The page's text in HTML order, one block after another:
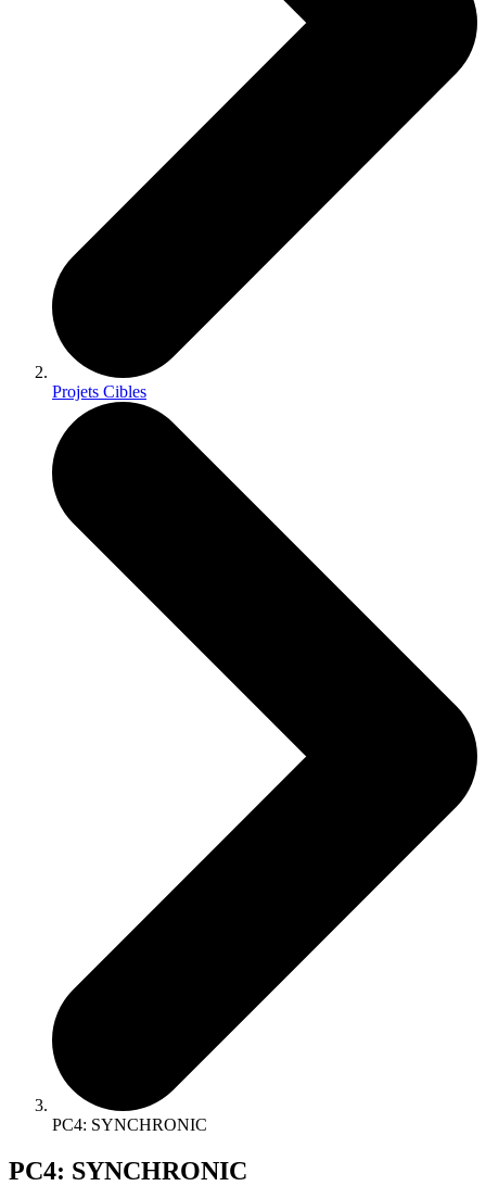
Projets Cibles
PC4: SYNCHRONIC
PC4: SYNCHRONIC